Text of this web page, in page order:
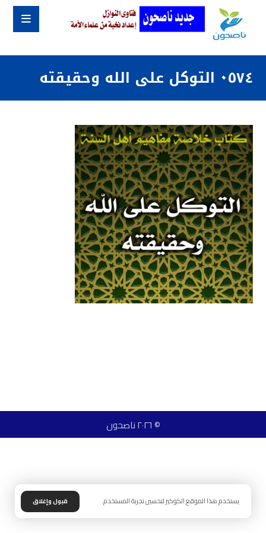
٠٥٧٤ التوكل على الله وحقيقته
© ٢٠٢٦ ناصحون
يستخدم هذا الموقع الكوكيز لتحسين تجربة المستخدم. قبول وإغلاق